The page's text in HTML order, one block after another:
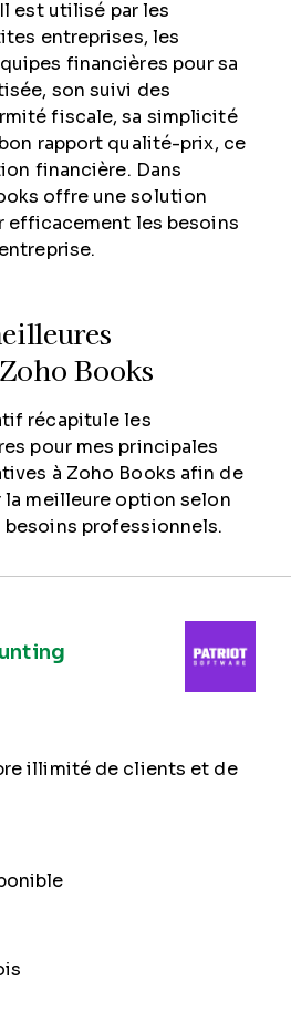
est utilisé par les
entreprises, les
financières pour sa
son suivi des
fiscale, sa simplicité
rapport qualité-prix, ce
financière. Dans
offre une solution
les besoins
Books
récapitule les
pour mes principales
à Zoho Books afin de
la meilleure option selon
professionnels.
illimité de clients et de